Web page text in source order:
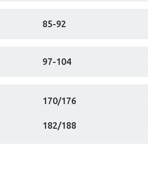
182/188
170/176
97-104
85-92